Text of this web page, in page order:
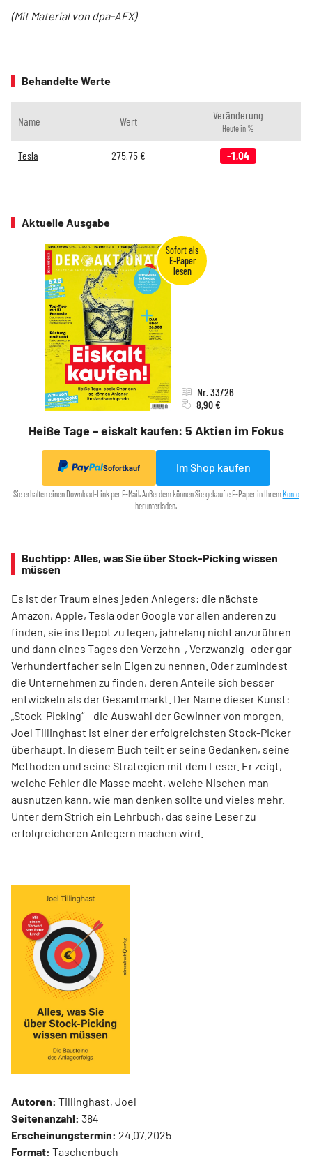
(Mit Material von dpa-AFX)
Behandelte Werte
Name Wert Veränderung
Heute in %
Tesla 275,75 € -1,04
Aktuelle Ausgabe
Heiße Tage – eiskalt kaufen: 5 Aktien im Fokus
Nr. 33/26
8,90 €
Sofortkauf Im Shop kaufen
Sie erhalten einen Download-Link per E-Mail. Außerdem können Sie gekaufte E-Paper in IhremKonto
herunterladen.
Buchtipp: Alles, was Sie über Stock-Picking wissen
müssen
Es ist der Traum eines jeden Anlegers: die nächste
Amazon, Apple, Tesla oder Google vor allen anderen zu
finden, sie ins Depot zu legen, jahrelang nicht anzurühren
und dann eines Tages den Verzehn-, Verzwanzig- oder gar
Verhundertfacher sein Eigen zu nennen. Oder zumindest
die Unternehmen zu finden, deren Anteile sich besser
entwickeln als der Gesamtmarkt. Der Name dieser Kunst:
„Stock-Picking“ – die Auswahl der Gewinner von morgen.
Joel Tillinghast ist einer der erfolgreichsten Stock-Picker
überhaupt. In diesem Buch teilt er seine Gedanken, seine
Methoden und seine Strategien mit dem Leser. Er zeigt,
welche Fehler die Masse macht, welche Nischen man
ausnutzen kann, wie man denken sollte und vieles mehr.
Unter dem Strich ein Lehrbuch, das seine Leser zu
erfolgreicheren Anlegern machen wird.
Autoren: Tillinghast, Joel
Seitenanzahl: 384
Erscheinungstermin: 24.07.2025
Format: Taschenbuch